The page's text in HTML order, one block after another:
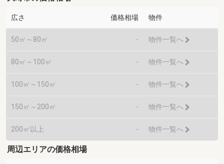
広さ 価格相場 物件
50㎡～80㎡ - 物件一覧へ
80㎡～100㎡ - 物件一覧へ
100㎡～150㎡ - 物件一覧へ
150㎡～200㎡ - 物件一覧へ
200㎡以上 - 物件一覧へ
周辺エリアの価格相場